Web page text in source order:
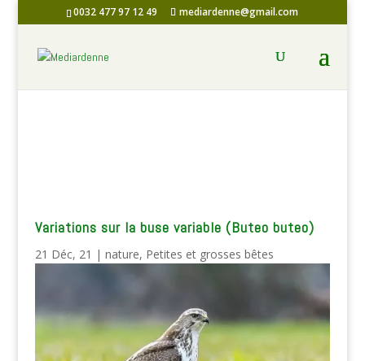
0032 477 97 12 49 mediardenne@gmail.com
Variations sur la buse variable (Buteo buteo)
21 Déc, 21 | nature, Petites et grosses bêtes